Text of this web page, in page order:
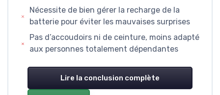
Nécessite de bien gérer la recharge de la
batterie pour éviter les mauvaises surprises
Pas d’accoudoirs ni de ceinture, moins adapté
aux personnes totalement dépendantes
Lire la conclusion complète